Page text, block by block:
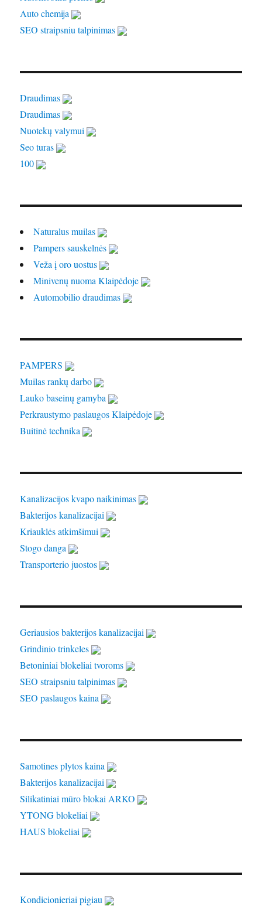
Auto chemija
SEO straipsniu talpinimas
Draudimas
Draudimas
Nuotekų valymui
Seo turas
100
Naturalus muilas
Pampers sauskelnės
Veža į oro uostus
Minivenų nuoma Klaipėdoje
Automobilio draudimas
PAMPERS
Muilas rankų darbo
Lauko baseinų gamyba
Perkraustymo paslaugos Klaipėdoje
Buitinė technika
Kanalizacijos kvapo naikinimas
Bakterijos kanalizacijai
Kriauklės atkimšimui
Stogo danga
Transporterio juostos
Geriausios bakterijos kanalizacijai
Grindinio trinkeles
Betoniniai blokeliai tvoroms
SEO straipsniu talpinimas
SEO paslaugos kaina
Samotines plytos kaina
Bakterijos kanalizacijai
Silikatiniai mūro blokai ARKO
YTONG blokeliai
HAUS blokeliai
Kondicionieriai pigiau